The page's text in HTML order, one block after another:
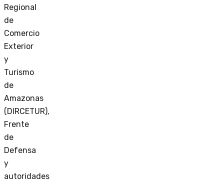
Regional
de
Comercio
Exterior
y
Turismo
de
Amazonas
(DIRCETUR),
Frente
de
Defensa
y
autoridades